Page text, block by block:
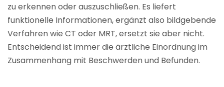
zu erkennen oder auszuschließen. Es liefert
funktionelle Informationen, ergänzt also bildgebende
Verfahren wie CT oder MRT, ersetzt sie aber nicht.
Entscheidend ist immer die ärztliche Einordnung im
Zusammenhang mit Beschwerden und Befunden.